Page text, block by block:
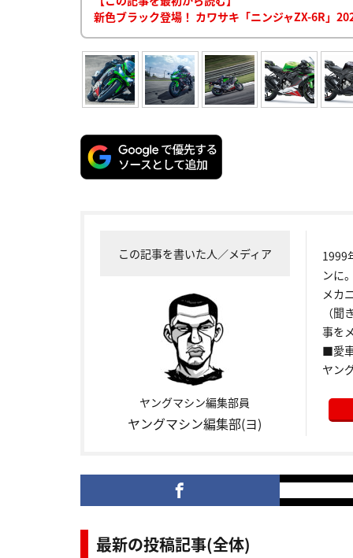
新色ブラック登場！ カワサキ「ニンジャZX-6R」
この記事を書いた人／メディア
ヤングマシン編集部員
ヤングマシン編集部(ヨ)
1999
ンに
メカ
（
事を
■愛
ヤン
最新の投稿記事(全体)